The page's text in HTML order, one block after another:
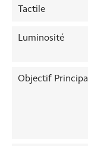
Tactile
Luminosité
Objectif Principal